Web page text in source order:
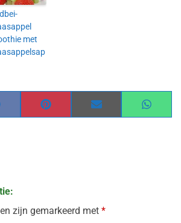
met
Share
on
Share
on
Share
on
zijn gemarkeerd met *